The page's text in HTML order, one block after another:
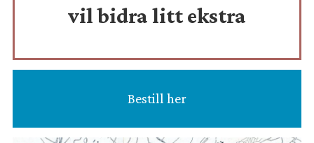
vil bidra litt ekstra
Bestill her